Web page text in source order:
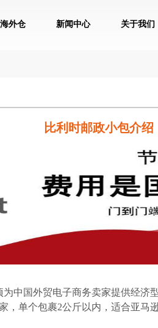
海外仓 新闻中心 关于我们
比利时邮政小包介绍
中国外贸电子商务卖家提供经济型
，单个包裹2公斤以内，适合亚马